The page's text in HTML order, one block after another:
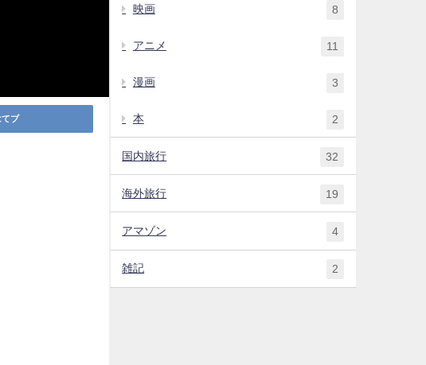
てブ
映画 8
アニメ 11
漫画 3
本 2
国内旅行 32
海外旅行 19
アマゾン 4
雑記 2